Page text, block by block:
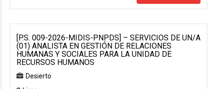
[P.S. 009-2026-MIDIS-PNPDS] – SERVICIOS DE UN/A
(01) ANALISTA EN GESTIÓN DE RELACIONES
HUMANAS Y SOCIALES PARA LA UNIDAD DE
RECURSOS HUMANOS
Desierto